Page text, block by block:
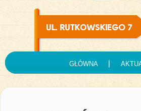
GŁÓWNA